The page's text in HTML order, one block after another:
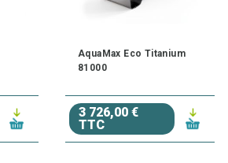
AquaMax Eco Titanium
81000
3 726,00 €
TTC